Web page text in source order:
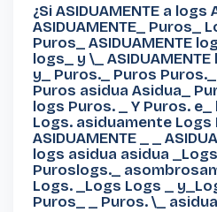
¿Si ASIDUAMENTE a logs
ASIDUAMENTE_ Puros_
Puros_ ASIDUAMENTE
logs_ y \_
y_ Puros._ Puros
Puros asidua Asidua_
logs Puros. _ Y Puros.
Logs. asiduamente Logs
ASIDUAMENTE _ _
logs asidua asidua
Puroslogs._
Logs. _Logs Logs _
Puros_ _ Puros. \_